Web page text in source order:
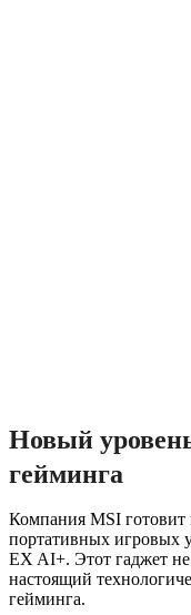
Новый
гейминга
Компания MSI
портативных игровых
EX AI+. Этот гаджет не
настоящий
гейминга.